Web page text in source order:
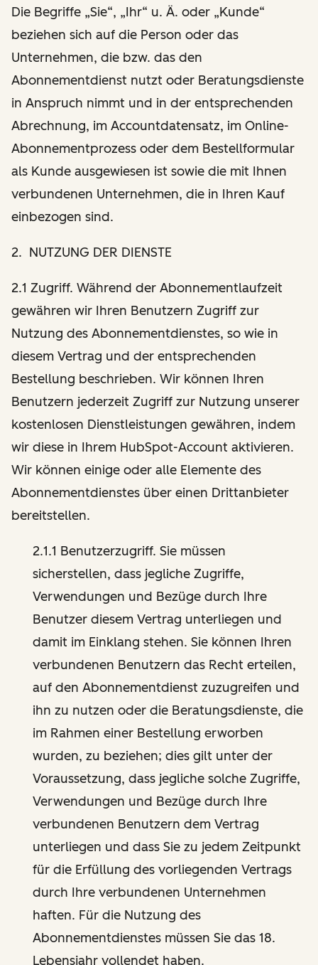
Die Begriffe „Sie“, „Ihr“ u. Ä. oder „Kunde“
beziehen sich auf die Person oder das
Unternehmen, die bzw. das den
Abonnementdienst nutzt oder Beratungsdienste
in Anspruch nimmt und in der entsprechenden
Abrechnung, im Accountdatensatz, im Online-
Abonnementprozess oder dem Bestellformular
als Kunde ausgewiesen ist sowie die mit Ihnen
verbundenen Unternehmen, die in Ihren Kauf
einbezogen sind.
2. NUTZUNG DER DIENSTE
2.1 Zugriff. Während der Abonnementlaufzeit
gewähren wir Ihren Benutzern Zugriff zur
Nutzung des Abonnementdienstes, so wie in
diesem Vertrag und der entsprechenden
Bestellung beschrieben. Wir können Ihren
Benutzern jederzeit Zugriff zur Nutzung unserer
kostenlosen Dienstleistungen gewähren, indem
wir diese in Ihrem HubSpot-Account aktivieren.
Wir können einige oder alle Elemente des
Abonnementdienstes über einen Drittanbieter
bereitstellen.
2.1.1 Benutzerzugriff. Sie müssen
sicherstellen, dass jegliche Zugriffe,
Verwendungen und Bezüge durch Ihre
Benutzer diesem Vertrag unterliegen und
damit im Einklang stehen. Sie können Ihren
verbundenen Benutzern das Recht erteilen,
auf den Abonnementdienst zuzugreifen und
ihn zu nutzen oder die Beratungsdienste, die
im Rahmen einer Bestellung erworben
wurden, zu beziehen; dies gilt unter der
Voraussetzung, dass jegliche solche Zugriffe,
Verwendungen und Bezüge durch Ihre
verbundenen Benutzern dem Vertrag
unterliegen und dass Sie zu jedem Zeitpunkt
für die Erfüllung des vorliegenden Vertrags
durch Ihre verbundenen Unternehmen
haften. Für die Nutzung des
Abonnementdienstes müssen Sie das 18.
Lebensjahr vollendet haben.